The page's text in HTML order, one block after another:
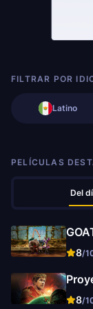
FILTRAR POR
Latino
PELÍCULAS
Del
8/
8/